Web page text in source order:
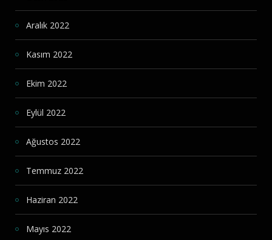
Aralık 2022
Kasım 2022
Ekim 2022
Eylül 2022
Ağustos 2022
Temmuz 2022
Haziran 2022
Mayıs 2022